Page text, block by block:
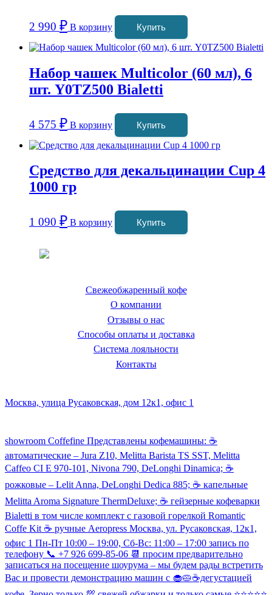
2 990 ₽ В корзину Купить
Набор чашек Multicolor (60 мл), 6
шт. Y0TZ500 Bialetti
4 575 ₽ В корзину Купить
Средство для декальцинации Cup 4
1000 гр
1 090 ₽ В корзину Купить
Свежеобжаренный кофе
О компании
Отзывы о нас
Способы оплаты и доставка
Система лояльности
Контакты
Москва, улица Русаковская, дом 12к1, офис 1
showroom Coffefine Представлены кофемашины: ☕️
автоматические – Jura Z10, Melitta Barista TS SST, Melitta
Caffeo CI Е 970-101, Nivona 790, DeLonghi Dinamica; ☕️
рожковые – Lelit Anna, DeLonghi Dedica 885; ☕️ капельные
Melitta Aroma Signature ThermDeluxe; ☕️ гейзерные кофеварки
Bialetti в том числе комплект с газовой горелкой Romantic
Coffe Kit ☕️ ручные Aeropress Москва, ул. Русаковская, 12к1,
офис 1 Пн-Пт 10:00 – 19:00, Сб-Вс: 11:00 – 17:00 запись по
телефону 📞 +7 926 699-85-06 📆 просим предварительно
записаться на посещение шоурума – мы будем рады встретить
Вас и провести демонстрацию машин с 🧁🥧☕️дегустацией